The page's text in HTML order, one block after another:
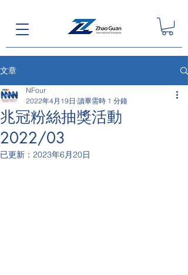
文章
兆冠粉絲抽獎活動
2022/03
NFour
2022年4月19日 讀畢需時 1 分鐘
已更新： 2023年6月20日